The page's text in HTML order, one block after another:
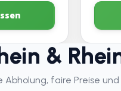
&
Abholung, faire Preise